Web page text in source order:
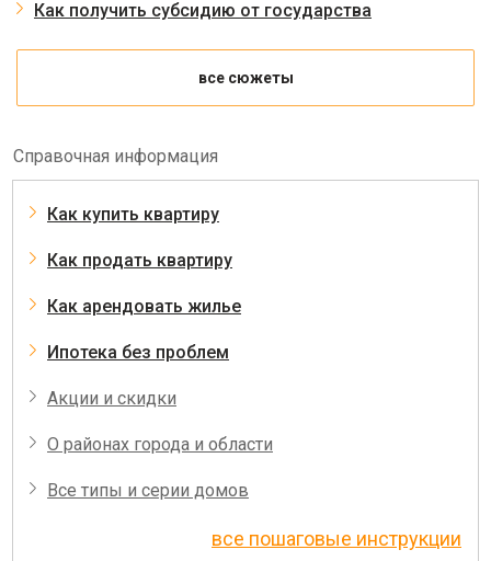
Как получить субсидию от государства
все сюжеты
Справочная информация
Как купить квартиру
Как продать квартиру
Как арендовать жилье
Ипотека без проблем
Акции и скидки
О районах города и области
Все типы и серии домов
все пошаговые инструкции